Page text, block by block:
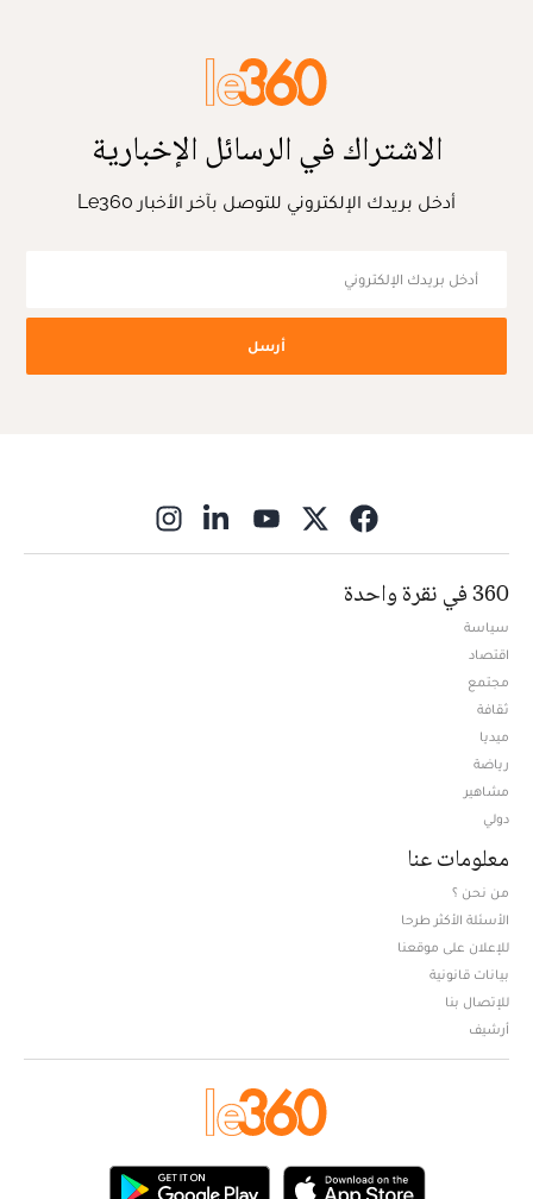
الاشتراك في الرسائل الإخبارية
أدخل بريدك الإلكتروني للتوصل بآخر الأخبار Le360
أرسل
360 في نقرة واحدة
سياسة
اقتصاد
مجتمع
ثقافة
ميديا
رياضة
مشاهير
دولي
معلومات عنا
من نحن ؟
الأسئلة الأكثر طرحا
للإعلان على موقعنا
بيانات قانونية
للإتصال بنا
أرشيف